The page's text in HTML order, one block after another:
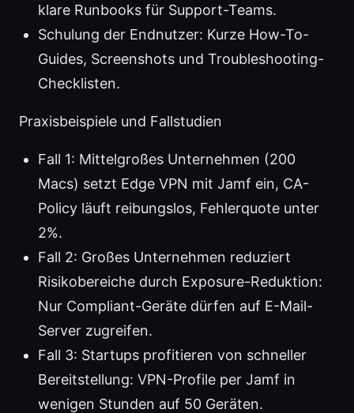
klare Runbooks für Support-Teams.
Schulung der Endnutzer: Kurze How-To-
Guides, Screenshots und Troubleshooting-
Checklisten.
Praxisbeispiele und Fallstudien
Fall 1: Mittelgroßes Unternehmen (200
Macs) setzt Edge VPN mit Jamf ein, CA-
Policy läuft reibungslos, Fehlerquote unter
2%.
Fall 2: Großes Unternehmen reduziert
Risikobereiche durch Exposure-Reduktion:
Nur Compliant-Geräte dürfen auf E-Mail-
Server zugreifen.
Fall 3: Startups profitieren von schneller
Bereitstellung: VPN-Profile per Jamf in
wenigen Stunden auf 50 Geräten.